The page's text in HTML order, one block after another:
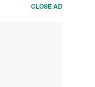
CLOSE AD